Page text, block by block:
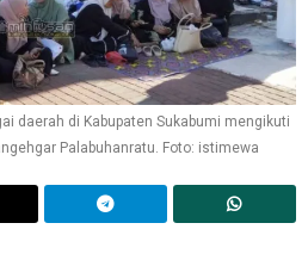
daerah di Kabupaten Sukabumi mengikuti
Palabuhanratu. Foto: istimewa